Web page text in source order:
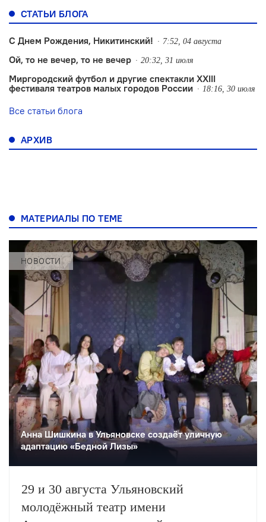
СТАТЬИ БЛОГА
С Днем Рождения, Никитинский! 7:52, 04 августа
Ой, то не вечер, то не вечер 20:32, 31 июля
Миргородский футбол и другие спектакли XXIII
фестиваля театров малых городов России
18:16, 30 июля
Все статьи блога
АРХИВ
МАТЕРИАЛЫ ПО ТЕМЕ
НОВОСТИ
Анна Шишкина в Ульяновске создаëт уличную
адаптацию «Бедной Лизы»
29 и 30 августа Ульяновский
молодёжный театр имени